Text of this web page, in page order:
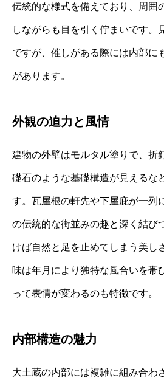
伝統的な様式を備えており、周囲
しながらも目を引く佇まいです。
ですが、催しがある際には内部に
があります。
外観の迫力と風情
建物の外壁はモルタル塗りで、折
礎石のような基礎構造が見えるな
す。瓦屋根の軒先や下屋庇が一列
の伝統的な街並みの趣と深く結び
けば自然と足を止めてしまう美し
味は年月により独特な風合いを帯
って表情が変わるのも特徴です。
内部構造の魅力
大土蔵の内部には複雑に組み合わ